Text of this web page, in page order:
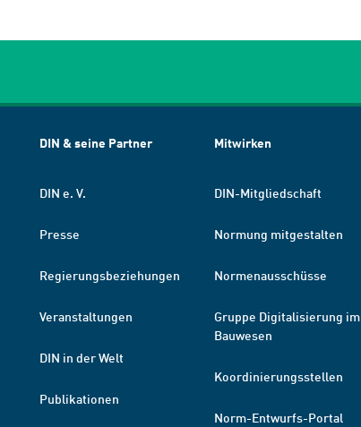
DIN & seine Partner
DIN e. V.
Presse
Regierungsbeziehungen
Veranstaltungen
DIN in der Welt
Publikationen
Mitwirken
DIN-Mitgliedschaft
Normung mitgestalten
Normenausschüsse
Gruppe Digitalisierung im
Bauwesen
Koordinierungsstellen
Norm-Entwurfs-Portal